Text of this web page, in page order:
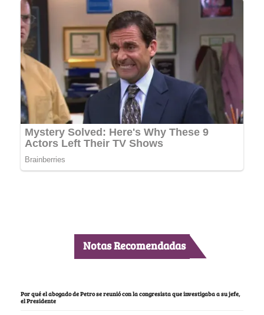
Notas Recomendadas
Por qué el abogado de Petro se reunió con la congresista que investigaba a su jefe,
el Presidente